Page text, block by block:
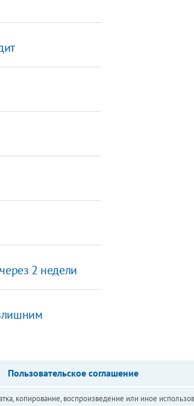
2 недели
Пользовательское соглашение
копирование, воспроизведение или иное